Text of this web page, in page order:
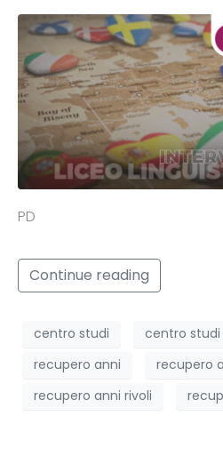
PD
Continue reading
centro studi
centro studi
recupero anni
recupero
recupero anni rivoli